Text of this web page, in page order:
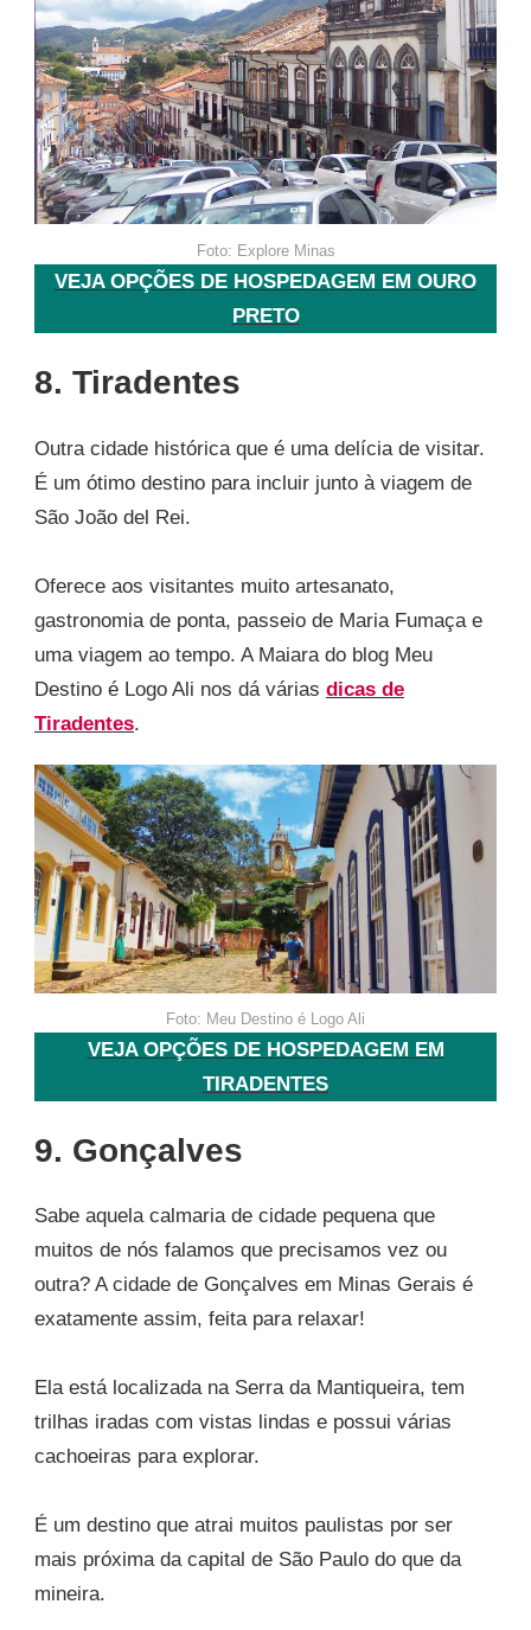
Foto: Explore Minas
VEJA OPÇÕES DE HOSPEDAGEM EM OURO
PRETO
8. Tiradentes
Outra cidade histórica que é uma delícia de visitar.
É um ótimo destino para incluir junto à viagem de
São João del Rei.
Oferece aos visitantes muito artesanato,
gastronomia de ponta, passeio de Maria Fumaça e
uma viagem ao tempo. A Maiara do blog Meu
Destino é Logo Ali nos dá várias dicas de
Tiradentes.
Foto: Meu Destino é Logo Ali
VEJA OPÇÕES DE HOSPEDAGEM EM
TIRADENTES
9. Gonçalves
Sabe aquela calmaria de cidade pequena que
muitos de nós falamos que precisamos vez ou
outra? A cidade de Gonçalves em Minas Gerais é
exatamente assim, feita para relaxar!
Ela está localizada na Serra da Mantiqueira, tem
trilhas iradas com vistas lindas e possui várias
cachoeiras para explorar.
É um destino que atrai muitos paulistas por ser
mais próxima da capital de São Paulo do que da
mineira.